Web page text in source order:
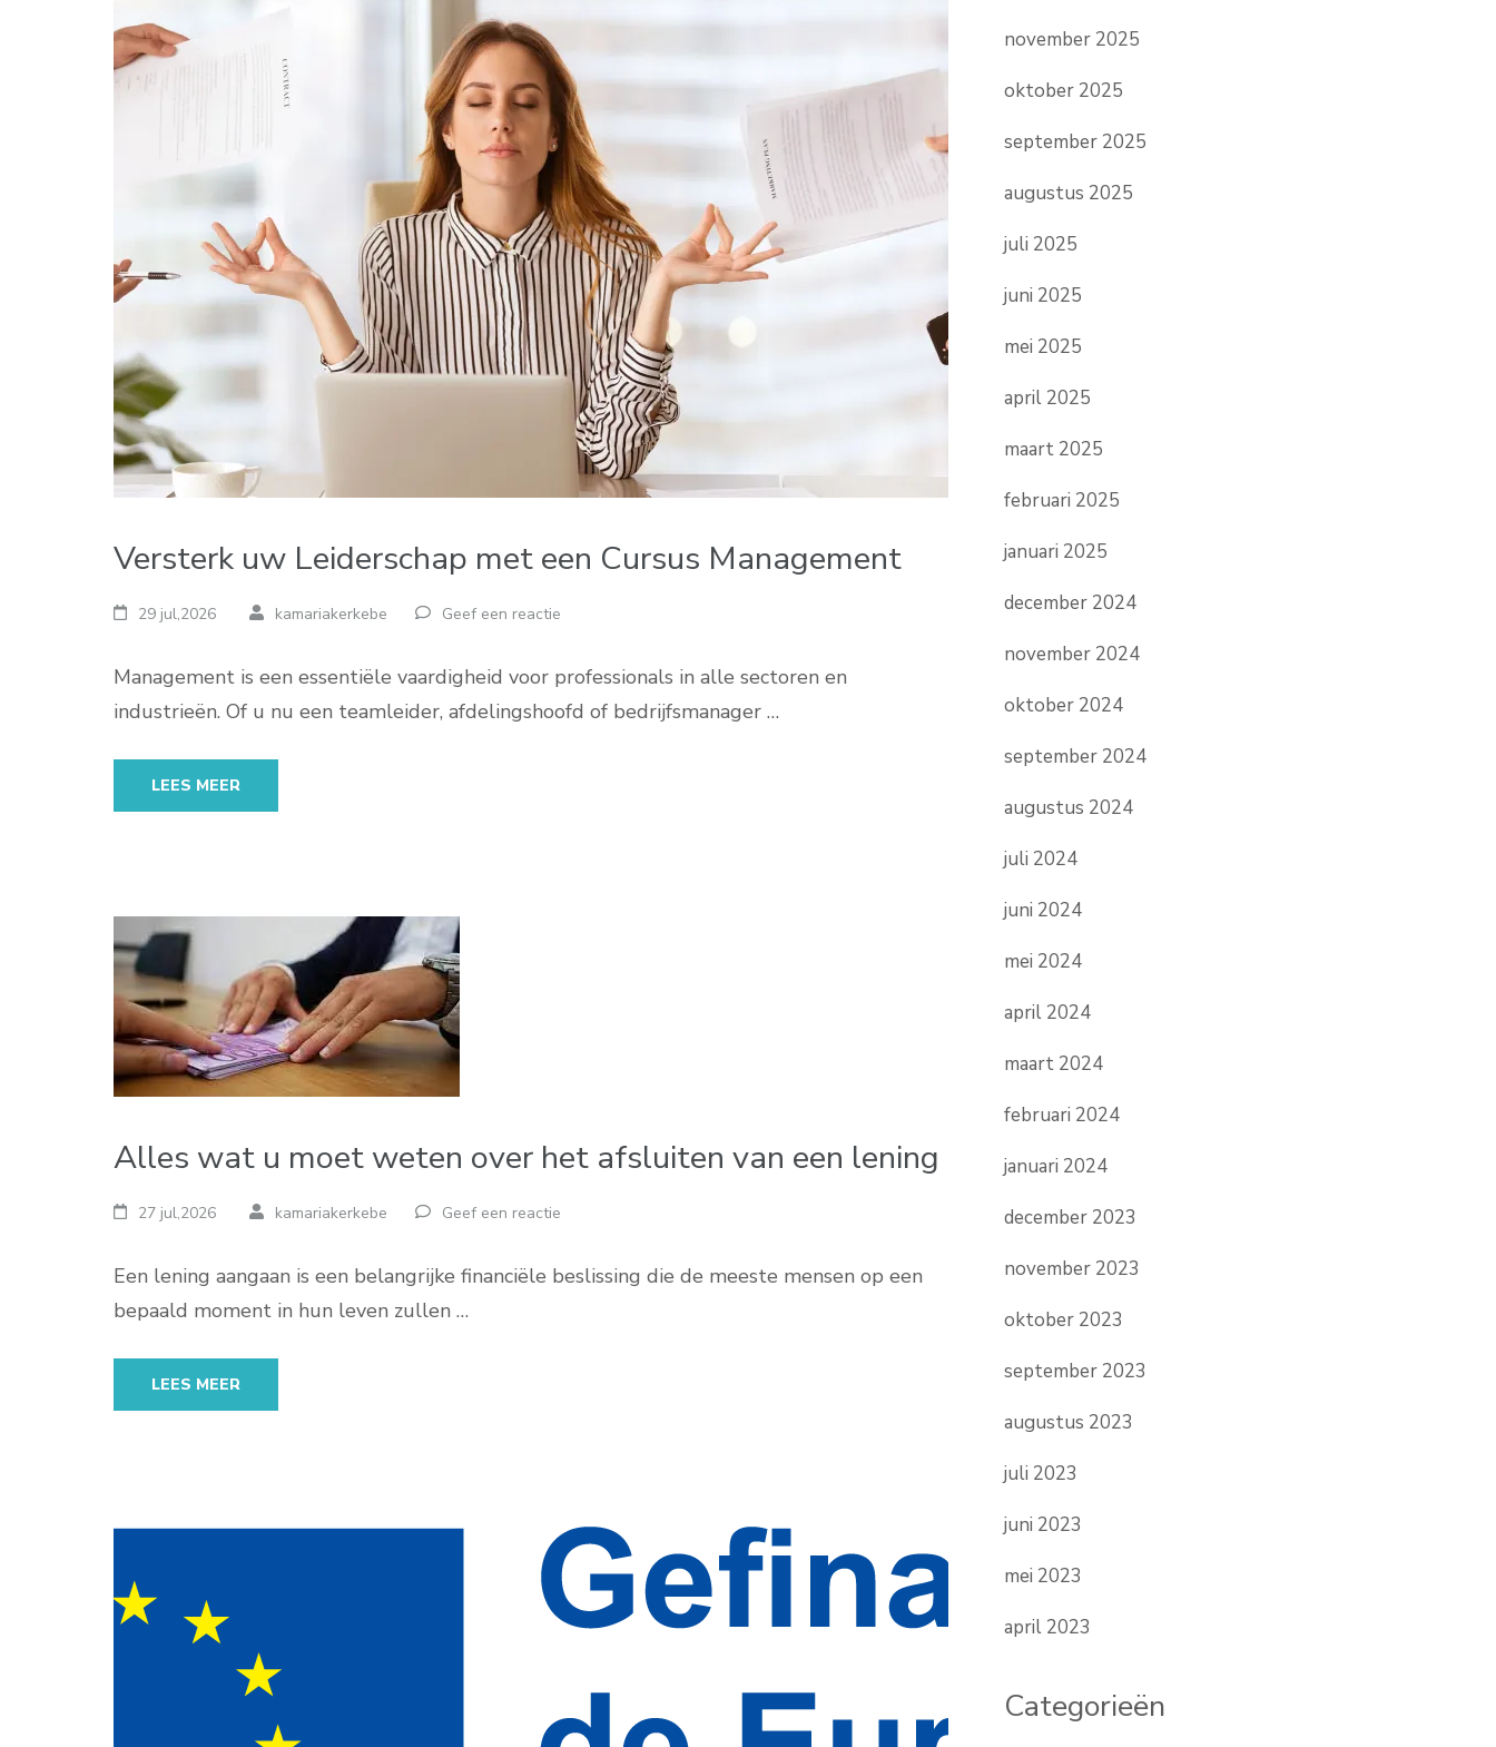
Versterk uw Leiderschap met een Cursus Management
29 jul,2026 kamariakerkebe Geef een reactie
Management is een essentiële vaardigheid voor professionals in alle sectoren en
industrieën. Of u nu een teamleider, afdelingshoofd of bedrijfsmanager …
LEES MEER
Alles wat u moet weten over het afsluiten van een lening
27 jul,2026 kamariakerkebe Geef een reactie
Een lening aangaan is een belangrijke financiële beslissing die de meeste mensen op een
bepaald moment in hun leven zullen …
LEES MEER
november 2025
oktober 2025
september 2025
augustus 2025
juli 2025
juni 2025
mei 2025
april 2025
maart 2025
februari 2025
januari 2025
december 2024
november 2024
oktober 2024
september 2024
augustus 2024
juli 2024
juni 2024
mei 2024
april 2024
maart 2024
februari 2024
januari 2024
december 2023
november 2023
oktober 2023
september 2023
augustus 2023
juli 2023
juni 2023
mei 2023
april 2023
Categorieën